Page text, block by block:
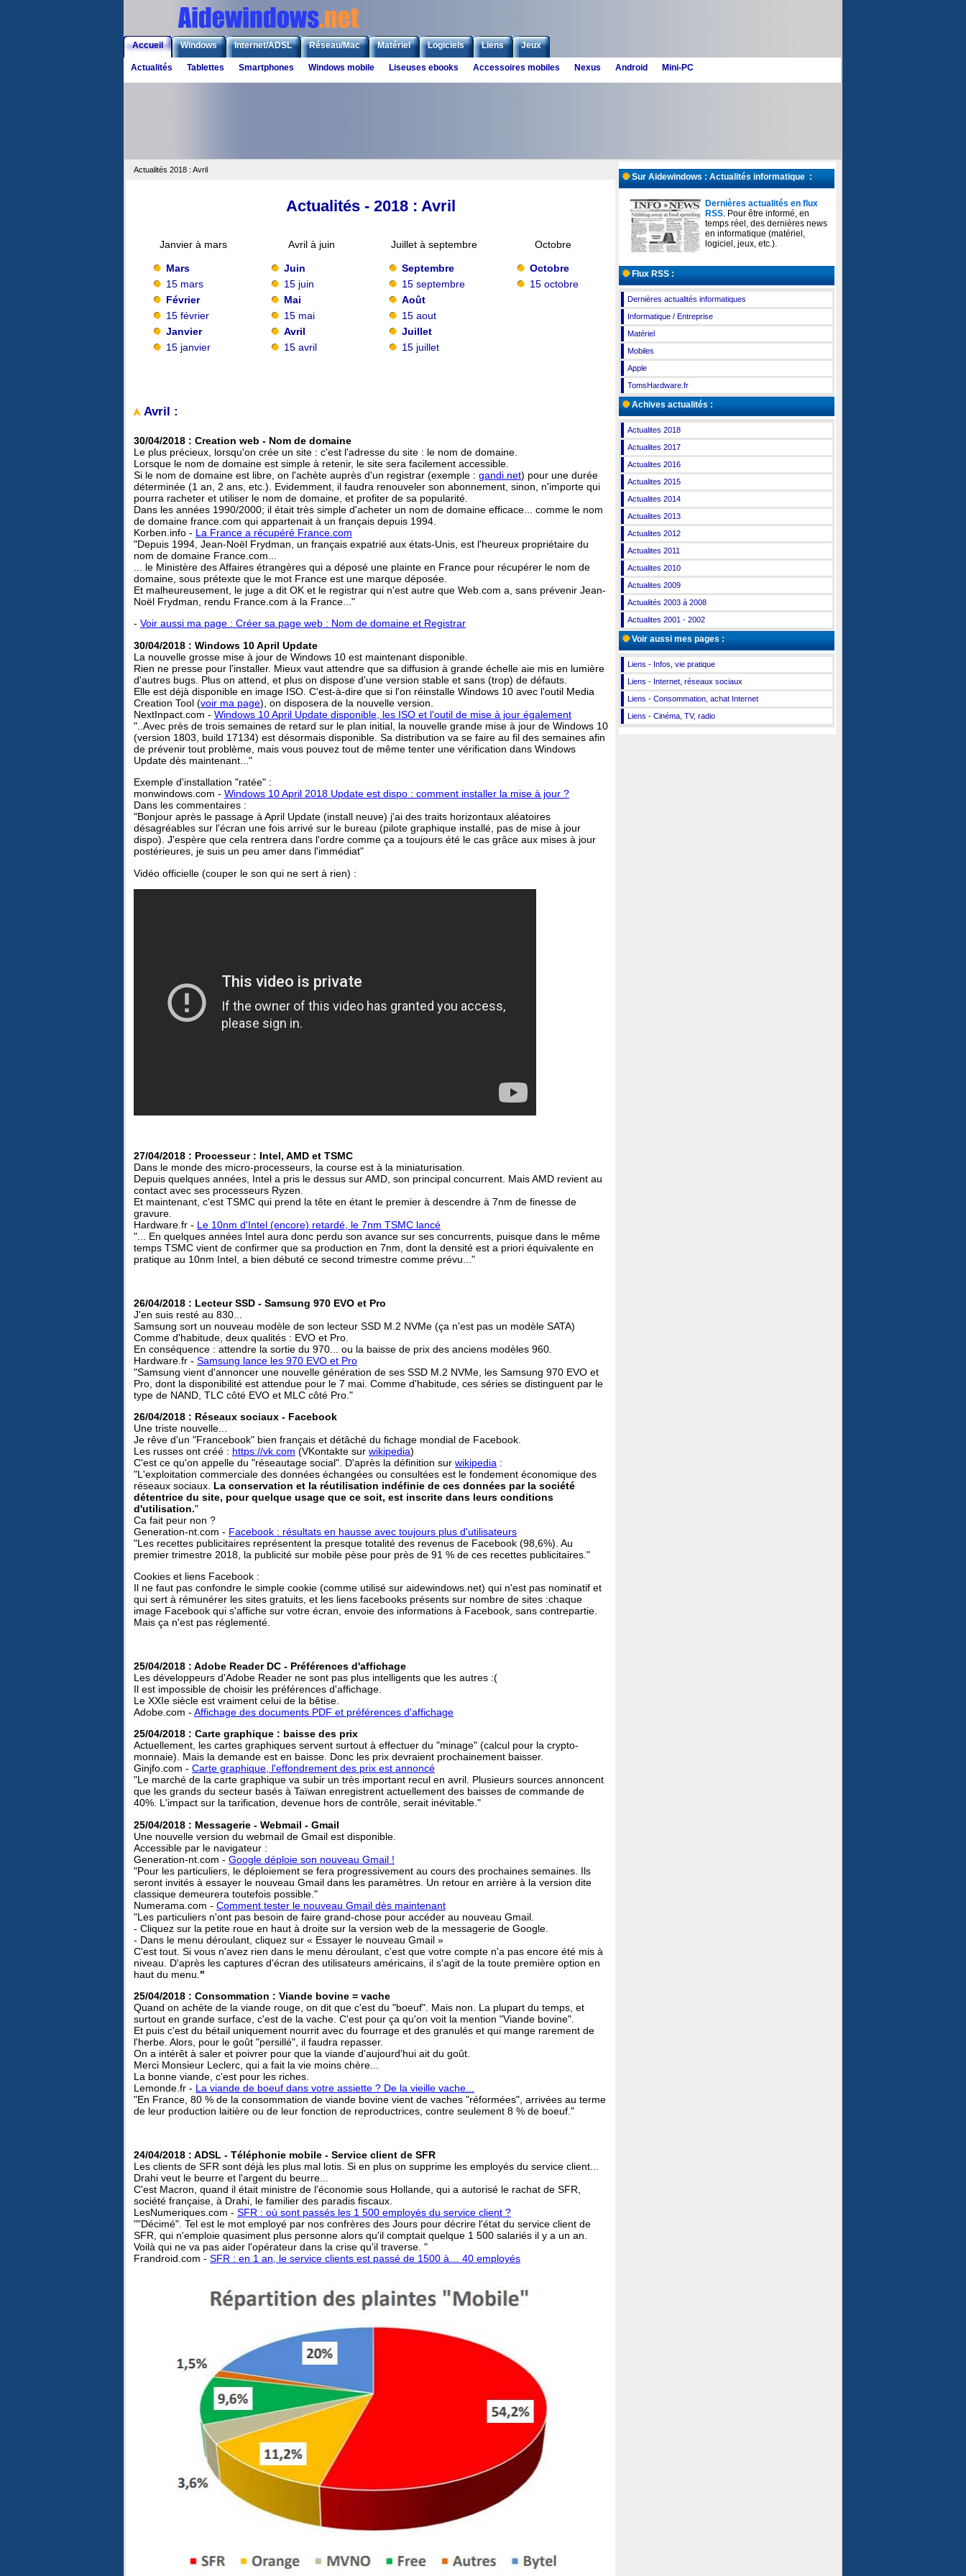
Accueil Windows Internet/ADSL Réseau/Mac Matériel Logiciels Liens Jeux
Actualités Tablettes Smartphones Windows mobile Liseuses ebooks Accessoires mobiles Nexus Android Mini-PC
Actualités 2018 : Avril
Actualités - 2018 : Avril
Janvier à mars
Mars
15 mars
Février
15 février
Janvier
15 janvier
Avril à juin
Juin
15 juin
Mai
15 mai
Avril
15 avril
Juillet à septembre
Septembre
15 septembre
Août
15 aout
Juillet
15 juillet
Octobre
Octobre
15 octobre
Avril :
30/04/2018 : Creation web - Nom de domaine
Le plus précieux, lorsqu'on crée un site : c'est l'adresse du site : le nom de domaine.
Lorsque le nom de domaine est simple à retenir, le site sera facilement accessible.
Si le nom de domaine est libre, on l'achète auprès d'un registrar (exemple : gandi.net) pour une durée
déterminée (1 an, 2 ans, etc.). Evidemment, il faudra renouveler son abonnement, sinon, n'importe qui
pourra racheter et utiliser le nom de domaine, et profiter de sa popularité.
Dans les années 1990/2000; il était très simple d'acheter un nom de domaine efficace... comme le nom
de domaine france.com qui appartenait à un français depuis 1994.
Korben.info - La France a récupéré France.com
"Depuis 1994, Jean-Noël Frydman, un français expatrié aux états-Unis, est l'heureux propriétaire du
nom de domaine France.com...
... le Ministère des Affaires étrangères qui a déposé une plainte en France pour récupérer le nom de
domaine, sous prétexte que le mot France est une marque déposée.
Et malheureusement, le juge a dit OK et le registrar qui n'est autre que Web.com a, sans prévenir Jean-
Noël Frydman, rendu France.com à la France..."
- Voir aussi ma page : Créer sa page web : Nom de domaine et Registrar
30/04/2018 : Windows 10 April Update
La nouvelle grosse mise à jour de Windows 10 est maintenant disponible.
Rien ne presse pour l'installer. Mieux vaut attendre que sa diffusion à grande échelle aie mis en lumière
d'autres bugs. Plus on attend, et plus on dispose d'une version stable et sans (trop) de défauts.
Elle est déjà disponible en image ISO. C'est-à-dire que si l'on réinstalle Windows 10 avec l'outil Media
Creation Tool (voir ma page), on disposera de la nouvelle version.
NextInpact.com - Windows 10 April Update disponible, les ISO et l'outil de mise à jour également
"..Avec près de trois semaines de retard sur le plan initial, la nouvelle grande mise à jour de Windows 10
(version 1803, build 17134) est désormais disponible. Sa distribution va se faire au fil des semaines afin
de prévenir tout problème, mais vous pouvez tout de même tenter une vérification dans Windows
Update dès maintenant..."
Exemple d'installation "ratée" :
monwindows.com - Windows 10 April 2018 Update est dispo : comment installer la mise à jour ?
Dans les commentaires :
"Bonjour après le passage à April Update (install neuve) j'ai des traits horizontaux aléatoires
désagréables sur l'écran une fois arrivé sur le bureau (pilote graphique installé, pas de mise à jour
dispo). J'espère que cela rentrera dans l'ordre comme ça a toujours été le cas grâce aux mises à jour
postérieures, je suis un peu amer dans l'immédiat"
Vidéo officielle (couper le son qui ne sert à rien) :
27/04/2018 : Processeur : Intel, AMD et TSMC
Dans le monde des micro-processeurs, la course est à la miniaturisation.
Depuis quelques années, Intel a pris le dessus sur AMD, son principal concurrent. Mais AMD revient au
contact avec ses processeurs Ryzen.
Et maintenant, c'est TSMC qui prend la tête en étant le premier à descendre à 7nm de finesse de
gravure.
Hardware.fr - Le 10nm d'Intel (encore) retardé, le 7nm TSMC lancé
"... En quelques années Intel aura donc perdu son avance sur ses concurrents, puisque dans le même
temps TSMC vient de confirmer que sa production en 7nm, dont la densité est a priori équivalente en
pratique au 10nm Intel, a bien débuté ce second trimestre comme prévu..."
26/04/2018 : Lecteur SSD - Samsung 970 EVO et Pro
J'en suis resté au 830...
Samsung sort un nouveau modèle de son lecteur SSD M.2 NVMe (ça n'est pas un modèle SATA)
Comme d'habitude, deux qualités : EVO et Pro.
En conséquence : attendre la sortie du 970... ou la baisse de prix des anciens modèles 960.
Hardware.fr - Samsung lance les 970 EVO et Pro
"Samsung vient d'annoncer une nouvelle génération de ses SSD M.2 NVMe, les Samsung 970 EVO et
Pro, dont la disponibilité est attendue pour le 7 mai. Comme d'habitude, ces séries se distinguent par le
type de NAND, TLC côté EVO et MLC côté Pro."
26/04/2018 : Réseaux sociaux - Facebook
Une triste nouvelle...
Je rêve d'un "Francebook" bien français et détâché du fichage mondial de Facebook.
Les russes ont créé : https://vk.com (VKontakte sur wikipedia)
C'est ce qu'on appelle du "réseautage social". D'après la définition sur wikipedia :
"L'exploitation commerciale des données échangées ou consultées est le fondement économique des
réseaux sociaux. La conservation et la réutilisation indéfinie de ces données par la société
détentrice du site, pour quelque usage que ce soit, est inscrite dans leurs conditions
d'utilisation."
Ca fait peur non ?
Generation-nt.com - Facebook : résultats en hausse avec toujours plus d'utilisateurs
"Les recettes publicitaires représentent la presque totalité des revenus de Facebook (98,6%). Au
premier trimestre 2018, la publicité sur mobile pèse pour près de 91 % de ces recettes publicitaires."
Cookies et liens Facebook :
Il ne faut pas confondre le simple cookie (comme utilisé sur aidewindows.net) qui n'est pas nominatif et
qui sert à rémunérer les sites gratuits, et les liens facebooks présents sur nombre de sites :chaque
image Facebook qui s'affiche sur votre écran, envoie des informations à Facebook, sans contrepartie.
Mais ça n'est pas réglementé.
25/04/2018 : Adobe Reader DC - Préférences d'affichage
Les développeurs d'Adobe Reader ne sont pas plus intelligents que les autres :(
Il est impossible de choisir les préférences d'affichage.
Le XXIe siècle est vraiment celui de la bêtise.
Adobe.com - Affichage des documents PDF et préférences d'affichage
25/04/2018 : Carte graphique : baisse des prix
Actuellement, les cartes graphiques servent surtout à effectuer du "minage" (calcul pour la crypto-
monnaie). Mais la demande est en baisse. Donc les prix devraient prochainement baisser.
Ginjfo.com - Carte graphique, l'effondrement des prix est annoncé
"Le marché de la carte graphique va subir un très important recul en avril. Plusieurs sources annoncent
que les grands du secteur basés à Taïwan enregistrent actuellement des baisses de commande de
40%. L'impact sur la tarification, devenue hors de contrôle, serait inévitable."
25/04/2018 : Messagerie - Webmail - Gmail
Une nouvelle version du webmail de Gmail est disponible.
Accessible par le navigateur :
Generation-nt.com - Google déploie son nouveau Gmail !
"Pour les particuliers, le déploiement se fera progressivement au cours des prochaines semaines. Ils
seront invités à essayer le nouveau Gmail dans les paramètres. Un retour en arrière à la version dite
classique demeurera toutefois possible."
Numerama.com - Comment tester le nouveau Gmail dès maintenant
"Les particuliers n'ont pas besoin de faire grand-chose pour accéder au nouveau Gmail.
- Cliquez sur la petite roue en haut à droite sur la version web de la messagerie de Google.
- Dans le menu déroulant, cliquez sur « Essayer le nouveau Gmail »
C'est tout. Si vous n'avez rien dans le menu déroulant, c'est que votre compte n'a pas encore été mis à
niveau. D'après les captures d'écran des utilisateurs américains, il s'agit de la toute première option en
haut du menu. "
25/04/2018 : Consommation : Viande bovine = vache
Quand on achète de la viande rouge, on dit que c'est du "boeuf". Mais non. La plupart du temps, et
surtout en grande surface, c'est de la vache. C'est pour ça qu'on voit la mention "Viande bovine".
Et puis c'est du bétail uniquement nourrit avec du fourrage et des granulés et qui mange rarement de
l'herbe. Alors, pour le goût "persillé", il faudra repasser.
On a intérêt à saler et poivrer pour que la viande d'aujourd'hui ait du goût.
Merci Monsieur Leclerc, qui a fait la vie moins chère...
La bonne viande, c'est pour les riches.
Lemonde.fr - La viande de boeuf dans votre assiette ? De la vieille vache...
"En France, 80 % de la consommation de viande bovine vient de vaches "réformées", arrivées au terme
de leur production laitière ou de leur fonction de reproductrices, contre seulement 8 % de boeuf."
24/04/2018 : ADSL - Téléphonie mobile - Service client de SFR
Les clients de SFR sont déjà les plus mal lotis. Si en plus on supprime les employés du service client...
Drahi veut le beurre et l'argent du beurre...
C'est Macron, quand il était ministre de l'économie sous Hollande, qui a autorisé le rachat de SFR,
société française, à Drahi, le familier des paradis fiscaux.
LesNumeriques.com - SFR : où sont passés les 1 500 employés du service client ?
""Décimé". Tel est le mot employé par nos confrères des Jours pour décrire l'état du service client de
SFR, qui n'emploie quasiment plus personne alors qu'il comptait quelque 1 500 salariés il y a un an.
Voilà qui ne va pas aider l'opérateur dans la crise qu'il traverse. "
Frandroid.com - SFR : en 1 an, le service clients est passé de 1500 à… 40 employés
Sur Aidewindows : Actualités informatique :
Dernières actualités en flux
RSS. Pour être informé, en
temps réel, des dernières news
en informatique (matériel,
logiciel, jeux, etc.).
Flux RSS :
Dernières actualités informatiques
Informatique / Entreprise
Matériel
Mobiles
Apple
TomsHardware.fr
Achives actualités :
Actualites 2018
Actualites 2017
Actualites 2016
Actualites 2015
Actualites 2014
Actualites 2013
Actualites 2012
Actualites 2011
Actualites 2010
Actualites 2009
Actualités 2003 à 2008
Actualites 2001 - 2002
Voir aussi mes pages :
Liens - Infos, vie pratique
Liens - Internet, réseaux sociaux
Liens - Consommation, achat Internet
Liens - Cinéma, TV, radio